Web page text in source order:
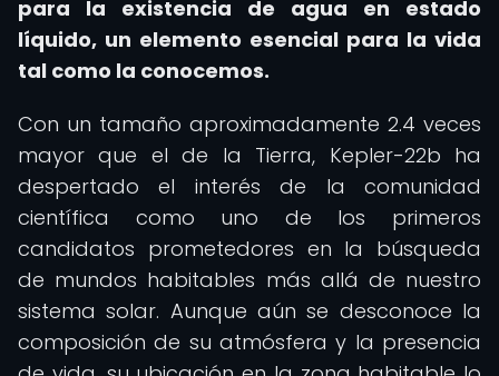
para la existencia de agua en estado
líquido, un elemento esencial para la vida
tal como la conocemos.
Con un tamaño aproximadamente 2.4 veces
mayor que el de la Tierra, Kepler-22b ha
despertado el interés de la comunidad
científica como uno de los primeros
candidatos prometedores en la búsqueda
de mundos habitables más allá de nuestro
sistema solar. Aunque aún se desconoce la
composición de su atmósfera y la presencia